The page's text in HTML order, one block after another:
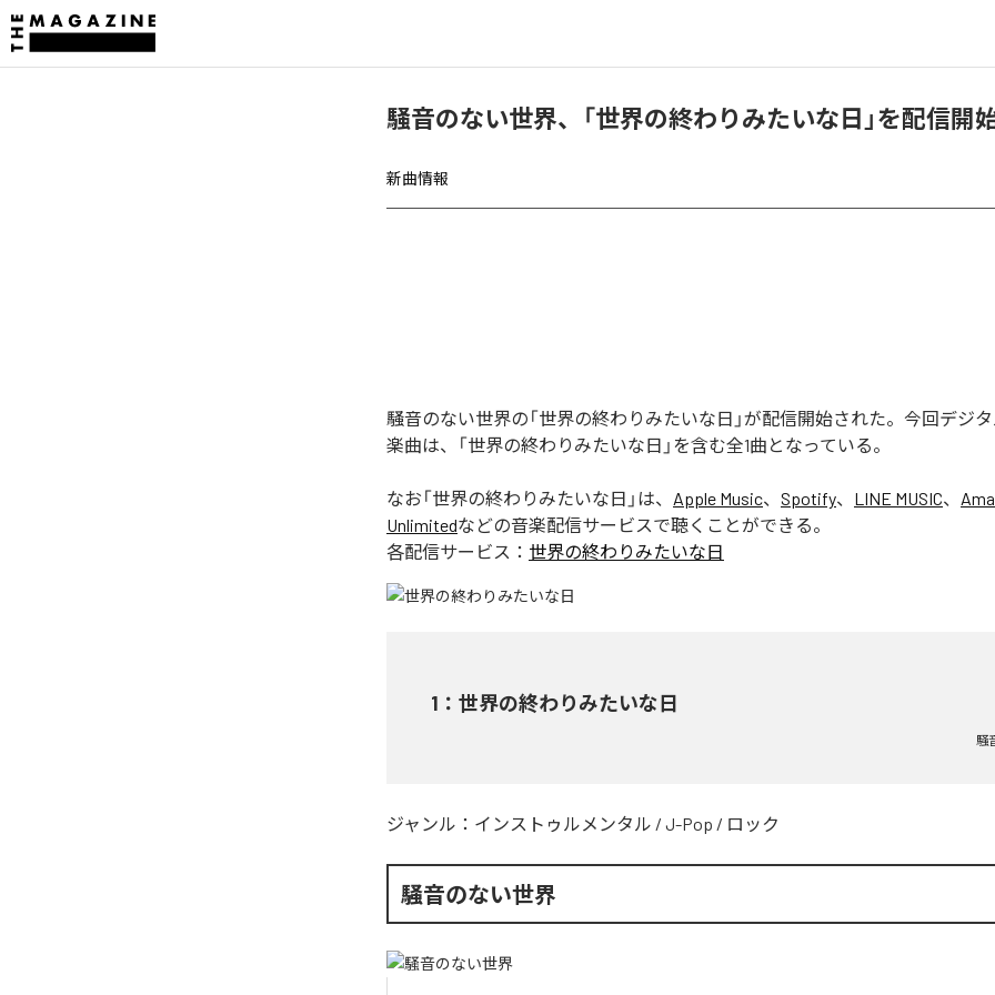
騒音のない世界、「世界の終わりみたいな日」を配信開
新曲情報
騒音のない世界の「世界の終わりみたいな日」が配信開始された。今回デジ
楽曲は、「世界の終わりみたいな日」を含む全1曲となっている。
なお「世界の終わりみたいな日 」は、 Apple Music、 Spotify、 LINE MUSIC、
Unlimitedなどの音楽配信サービスで聴くことができる。
各配信サービス： 世界の終わりみたいな日
1 ： 世界の終わりみたいな日
騒
ジャンル： インストゥルメンタル / J-Pop / ロック
騒音のない世界